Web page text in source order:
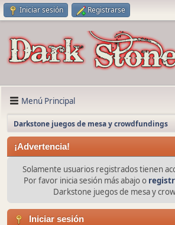
Iniciar sesión Registrarse
Menú Principal
Darkstone juegos de mesa y crowdfundings
¡Advertencia!
Solamente usuarios registrados tienen
Por favor inicia sesión más abajo o
Darkstone juegos de mesa y
Iniciar sesión